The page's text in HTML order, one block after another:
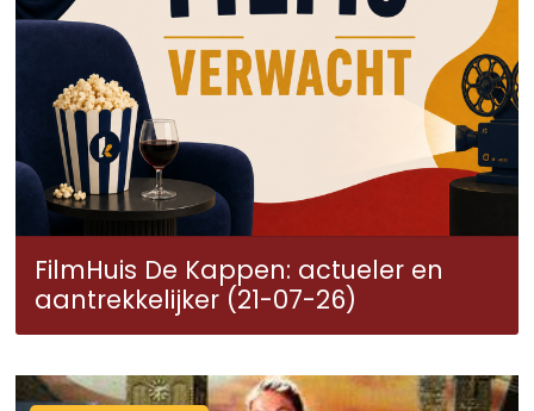
FilmHuis De Kappen: actueler en
aantrekkelijker (21-07-26)